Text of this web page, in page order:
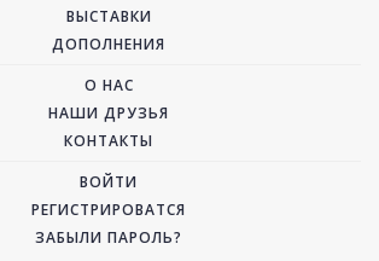
ВЫСТАВКИ
ДОПОЛНЕНИЯ
О НАС
НАШИ ДРУЗЬЯ
КОНТАКТЫ
ВОЙТИ
РЕГИСТРИРОВАТСЯ
ЗАБЫЛИ ПАРОЛЬ?